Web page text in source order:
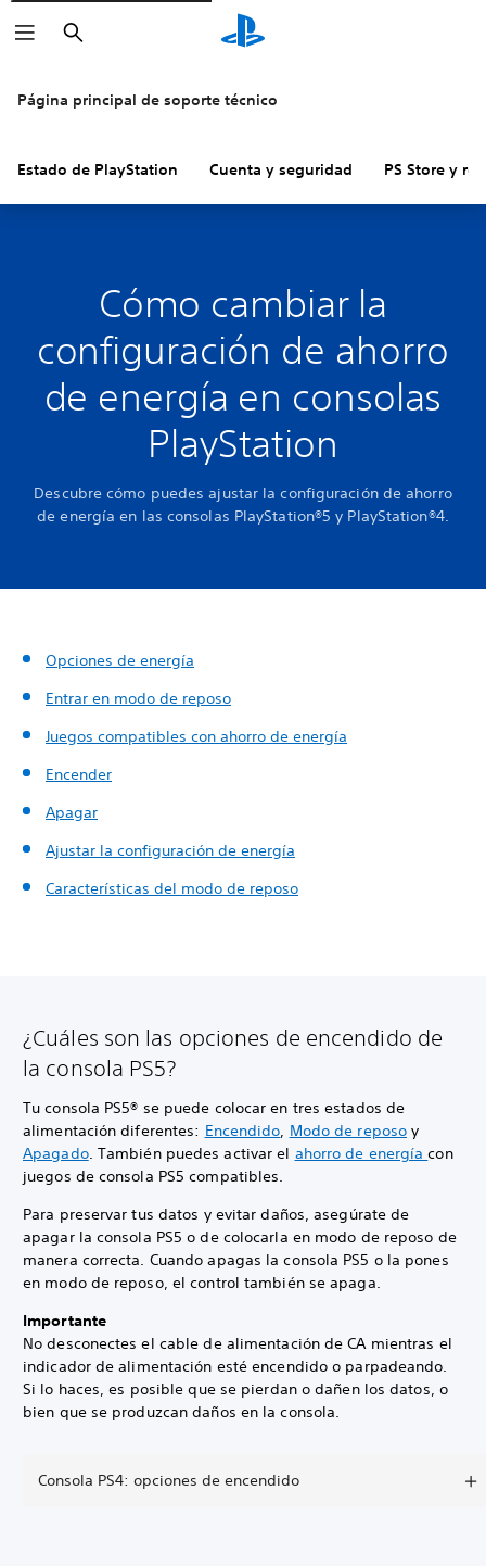
Buscar
Página principal de soporte técnico
Estado de PlayStation Cuenta y seguridad PS Store y
Cómo cambiar la
configuración de ahorro
de energía en consolas
PlayStation
Descubre cómo puedes ajustar la configuración de ahorro
de energía en las consolas PlayStation®5 y PlayStation®4.
Opciones de energía
Entrar en modo de reposo
Juegos compatibles con ahorro de energía
Encender
Apagar
Ajustar la configuración de energía
Características del modo de reposo
¿Cuáles son las opciones de encendido de
la consola PS5?
Tu consola PS5® se puede colocar en tres estados de
alimentación diferentes: Encendido, Modo de reposo y
Apagado. También puedes activar el ahorro de energíacon
juegos de consola PS5 compatibles.
Para preservar tus datos y evitar daños, asegúrate de
apagar la consola PS5 o de colocarla en modo de reposo de
manera correcta. Cuando apagas la consola PS5 o la pones
en modo de reposo, el control también se apaga.
Importante
No desconectes el cable de alimentación de CA mientras el
indicador de alimentación esté encendido o parpadeando.
Si lo haces, es posible que se pierdan o dañen los datos, o
bien que se produzcan daños en la consola.
Consola PS4: opciones de encendido